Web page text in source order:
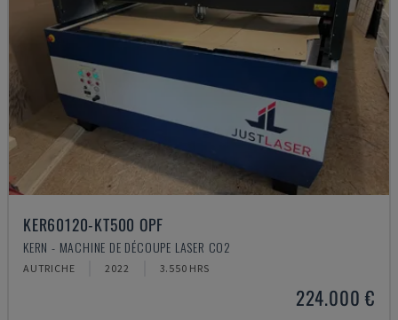
KER60120-KT500 OPF
KERN - MACHINE DE DÉCOUPE LASER CO2
AUTRICHE 2022 3.550 HRS
224.000 €